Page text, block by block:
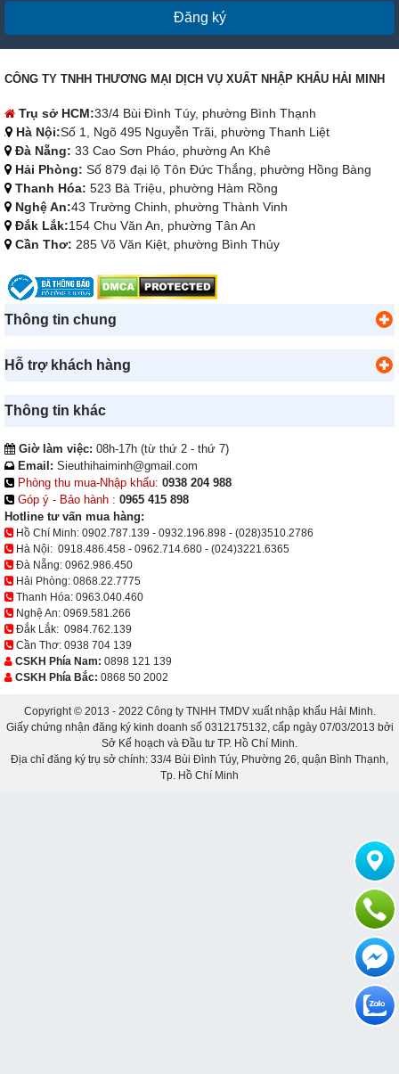
Đăng ký
CÔNG TY TNHH THƯƠNG MẠI DỊCH VỤ XUẤT NHẬP KHẨU HẢI MINH
Trụ sở HCM:33/4 Bùi Đình Túy, phường Bình Thạnh
Hà Nội:Số 1, Ngõ 495 Nguyễn Trãi, phường Thanh Liệt
Đà Nẵng: 33 Cao Sơn Pháo, phường An Khê
Hải Phòng: Số 879 đại lộ Tôn Đức Thắng, phường Hồng Bàng
Thanh Hóa: 523 Bà Triệu, phường Hàm Rồng
Nghệ An:43 Trường Chinh, phường Thành Vinh
Đắk Lắk:154 Chu Văn An, phường Tân An
Cần Thơ: 285 Võ Văn Kiệt, phường Bình Thủy
Thông tin chung
Hỗ trợ khách hàng
Thông tin khác
Giờ làm việc: 08h-17h (từ thứ 2 - thứ 7)
Email: Sieuthihaiminh@gmail.com
Phòng thu mua-Nhập khẩu: 0938 204 988
Góp ý - Bảo hành : 0965 415 898
Hotline tư vấn mua hàng:
Hồ Chí Minh: 0902.787.139 - 0932.196.898 - (028)3510.2786
Hà Nội: 0918.486.458 - 0962.714.680 - (024)3221.6365
Đà Nẵng: 0962.986.450
Hải Phòng: 0868.22.7775
Thanh Hóa: 0963.040.460
Nghệ An: 0969.581.266
Đắk Lắk: 0984.762.139
Cần Thơ: 0938 704 139
CSKH Phía Nam: 0898 121 139
CSKH Phía Bắc: 0868 50 2002
Copyright © 2013 - 2022 Công ty TNHH TMDV xuất nhập khẩu Hải Minh.
Giấy chứng nhận đăng ký kinh doanh số 0312175132, cấp ngày 07/03/2013 bởi
Sở Kế hoạch và Đầu tư TP. Hồ Chí Minh.
Địa chỉ đăng ký trụ sở chính: 33/4 Bùi Đình Túy, Phường 26, quận Bình Thạnh,
Tp. Hồ Chí Minh